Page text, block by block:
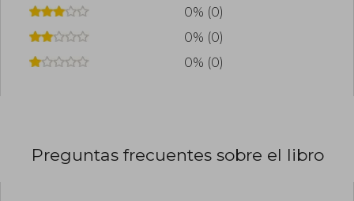
0% (0)
0% (0)
0% (0)
Preguntas frecuentes sobre el libro